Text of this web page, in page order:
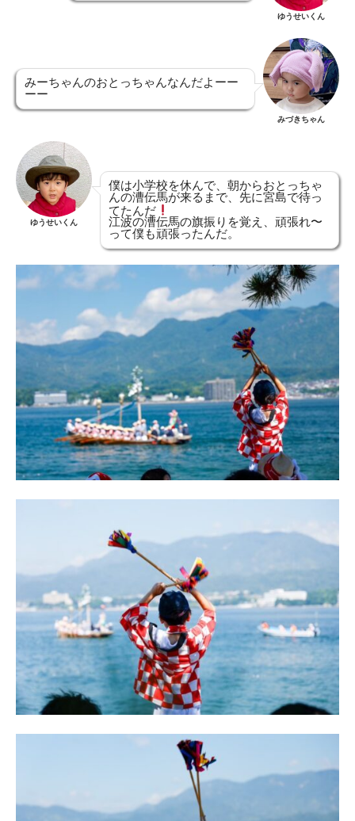
ゆうせいくん
みーちゃんのおとっちゃんなんだよーー
ーー
みづきちゃん
ゆうせいくん
僕は小学校を休んで、朝からおとっちゃ
んの漕伝馬が来るまで、先に宮島で待っ
てたんだ
江波の漕伝馬の旗振りを覚え、頑張れ〜
って僕も頑張ったんだ。